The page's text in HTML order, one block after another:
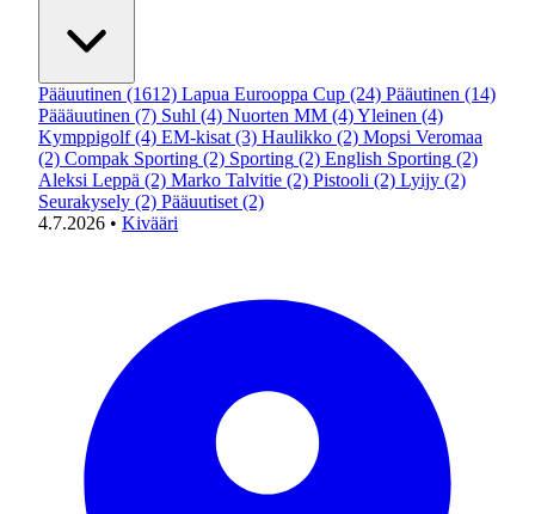
Pääuutinen (1612) Lapua Eurooppa Cup (24) Pääutinen (14)
Päääuutinen (7) Suhl (4) Nuorten MM (4)Yleinen (4)
Kymppigolf (4) EM-kisat (3) Haulikko (2) Mopsi Veromaa
(2) Compak Sporting (2) Sporting (2) English Sporting (2)
Aleksi Leppä (2) Marko Talvitie (2) Pistooli (2) Lyijy (2)
Seurakysely (2) Pääuutiset (2)
4.7.2026 • Kivääri